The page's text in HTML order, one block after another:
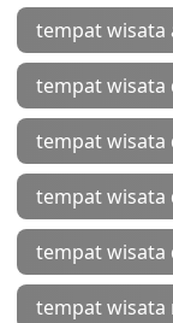
tempat wisata
tempat wisata
tempat wisata
tempat wisata
tempat wisata
tempat wisata